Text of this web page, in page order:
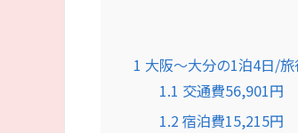
1 大阪～大分の1泊4日/
1.1 交通費56,901円
1.2 宿泊費15,215円